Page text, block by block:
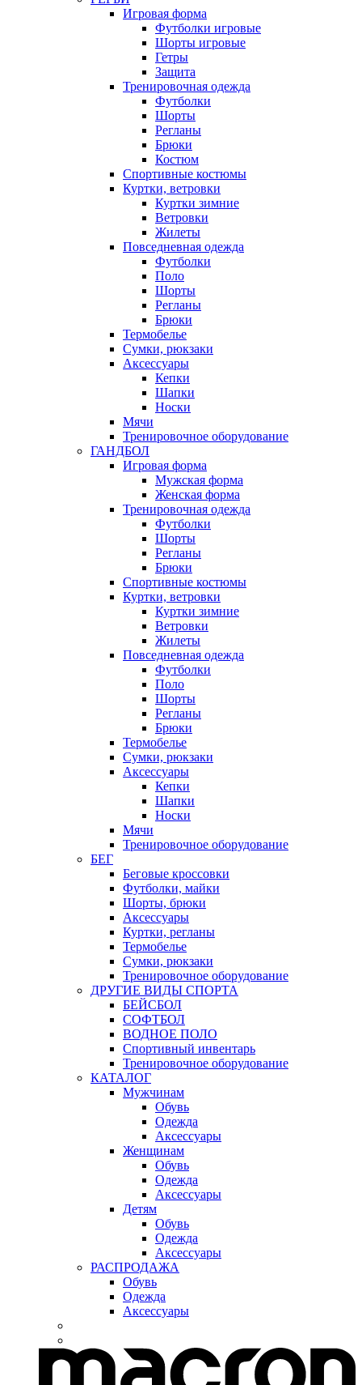
Игровая форма
Футболки игровые
Шорты игровые
Гетры
Защита
Тренировочная одежда
Футболки
Шорты
Регланы
Брюки
Костюм
Спортивные костюмы
Куртки, ветровки
Куртки зимние
Ветровки
Жилеты
Повседневная одежда
Футболки
Поло
Шорты
Регланы
Брюки
Термобелье
Сумки, рюкзаки
Аксессуары
Кепки
Шапки
Носки
Мячи
Тренировочное оборудование
ГАНДБОЛ
Игровая форма
Мужская форма
Женская форма
Тренировочная одежда
Футболки
Шорты
Регланы
Брюки
Спортивные костюмы
Куртки, ветровки
Куртки зимние
Ветровки
Жилеты
Повседневная одежда
Футболки
Поло
Шорты
Регланы
Брюки
Термобелье
Сумки, рюкзаки
Аксессуары
Кепки
Шапки
Носки
Мячи
Тренировочное оборудование
БЕГ
Беговые кроссовки
Футболки, майки
Шорты, брюки
Аксессуары
Куртки, регланы
Термобелье
Сумки, рюкзаки
Тренировочное оборудование
ДРУГИЕ ВИДЫ СПОРТА
БЕЙСБОЛ
СОФТБОЛ
ВОДНОЕ ПОЛО
Спортивный инвентарь
Тренировочное оборудование
КАТАЛОГ
Мужчинам
Обувь
Одежда
Аксессуары
Женщинам
Обувь
Одежда
Аксессуары
Детям
Обувь
Одежда
Аксессуары
РАСПРОДАЖА
Обувь
Одежда
Аксессуары